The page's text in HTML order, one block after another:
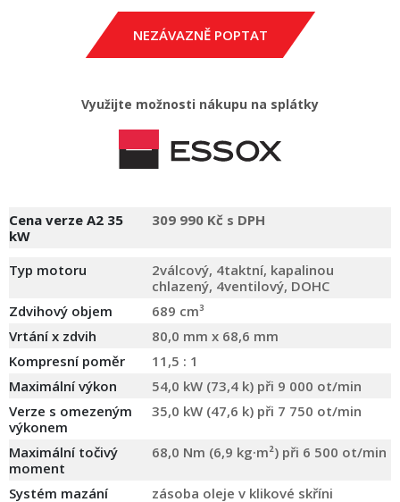
NEZÁVAZNĚ POPTAT
Využijte možnosti nákupu na splátky
Cena verze A2 35
kW
309 990 Kč s DPH
Typ motoru
2válcový, 4taktní, kapalinou
chlazený, 4ventilový, DOHC
Zdvihový objem
689 cm³
Vrtání x zdvih
80,0 mm x 68,6 mm
Kompresní poměr
11,5 : 1
Maximální výkon
54,0 kW (73,4 k) při 9 000 ot/min
Verze s omezeným
výkonem
35,0 kW (47,6 k) při 7 750 ot/min
Maximální točivý
moment
68,0 Nm (6,9 kg·m²) při 6 500 ot/min
Systém mazání
zásoba oleje v klikové skříni